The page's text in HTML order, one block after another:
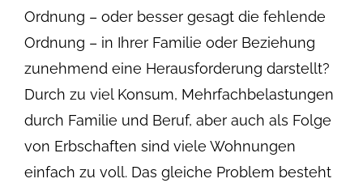
Ordnung – oder besser gesagt die fehlende
Ordnung – in Ihrer Familie oder Beziehung
zunehmend eine Herausforderung darstellt?
Durch zu viel Konsum, Mehrfachbelastungen
durch Familie und Beruf, aber auch als Folge
von Erbschaften sind viele Wohnungen
einfach zu voll. Das gleiche Problem besteht